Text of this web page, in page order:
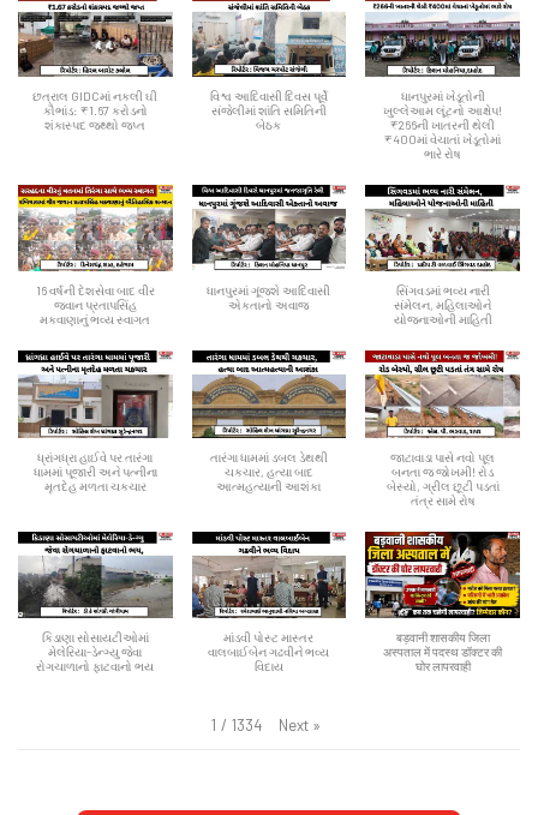
છત્રાલ GIDCમાં નકલી ઘી
કૌભાંડ: ₹1.67 કરોડનો
શંકાસ્પદ જથ્થો જપ્ત
વિશ્વ આદિવાસી દિવસ પૂર્વે
સંજેલીમાં શાંતિ સમિતિની
બેઠક
ધાનપુરમાં ખેડૂતોની
ખુલ્લેઆમ લૂંટનો આક્ષેપ!
₹266ની ખાતરની થેલી
₹400માં વેચાતાં ખેડૂતોમાં
ભારે રોષ
16 વર્ષની દેશસેવા બાદ વીર
જવાન પ્રતાપસિંહ
મકવાણાનું ભવ્ય સ્વાગત
ધાનપુરમાં ગૂંજશે આદિવાસી
એકતાનો અવાજ
સિંગવડમાં ભવ્ય નારી
સંમેલન, મહિલાઓને
યોજનાઓની માહિતી
ધ્રાંગધ્રા હાઈવે પર તારંગા
ધામમાં પૂજારી અને પત્નીના
મૃતદેહ મળતા ચકચાર
તારંગા ધામમાં ડબલ ડેથથી
ચકચાર, હત્યા બાદ
આત્મહત્યાની આશંકા
જાટાવાડા પાસે નવો પૂલ
બનતા જ જોખમી! રોડ
બેસ્યો, ગ્રીલ છૂટી પડતાં
તંત્ર સામે રોષ
કિડાણા સોસાયટીઓમાં
મેલેરિયા-ડેન્ગ્યુ જેવા
રોગચાળાનો ફાટવાનો ભય
માંડવી પોસ્ટ માસ્તર
વાલબાઈબેન ગઢવીને ભવ્ય
વિદાય
बड़वानी शासकीय जिला
अस्पताल में पदस्थ डॉक्टर की
घोर लापरवाही
1 / 1334 Next »